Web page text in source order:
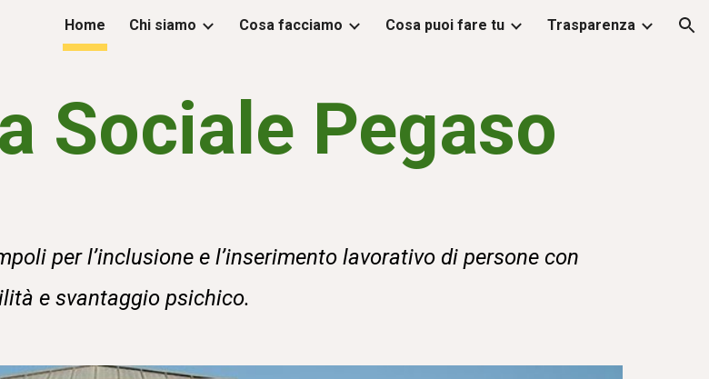
Skip to navigation
Home Chi siamo Cosa facciamo Cosa puoi fare tu Trasparenza
Sociale Pegaso
per l’inclusione e l’inserimento lavorativo di persone con
e svantaggio psichico.